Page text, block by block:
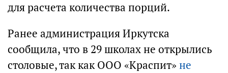
для расчета количества порций.
Ранее администрация Иркутска
сообщила, что в 29 школах не открылись
столовые, так как ООО «Краспит»не